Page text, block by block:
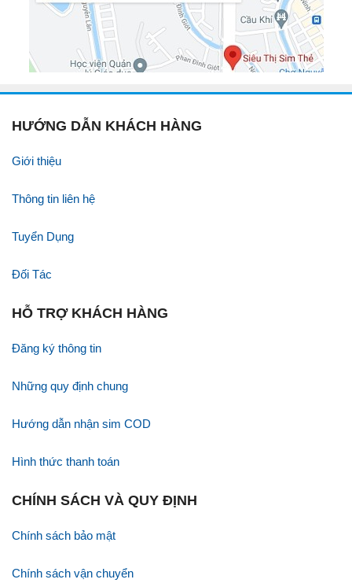
HƯỚNG DẪN KHÁCH HÀNG
Giới thiệu
Thông tin liên hệ
Tuyển Dụng
Đối Tác
HỖ TRỢ KHÁCH HÀNG
Đăng ký thông tin
Những quy định chung
Hướng dẫn nhận sim COD
Hình thức thanh toán
CHÍNH SÁCH VÀ QUY ĐỊNH
Chính sách bảo mật
Chính sách vận chuyển